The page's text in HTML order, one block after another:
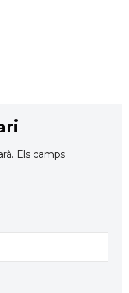
Els camps